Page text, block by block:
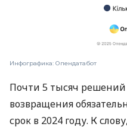
Инфографика: Опендатабот
Почти 5 тысяч
возвращения
срок в 2024 году. К